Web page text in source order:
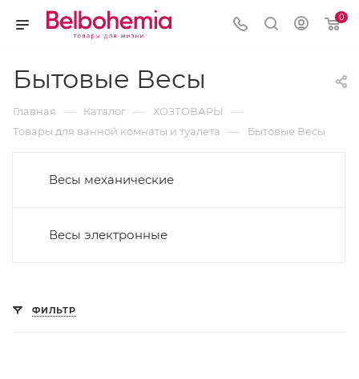
0
Бытовые Весы
Главная — Каталог — ХОЗТОВАРЫ —
Товары для ванной комнаты и туалета — Бытовые Весы
Весы механические
Весы электронные
ФИЛЬТР